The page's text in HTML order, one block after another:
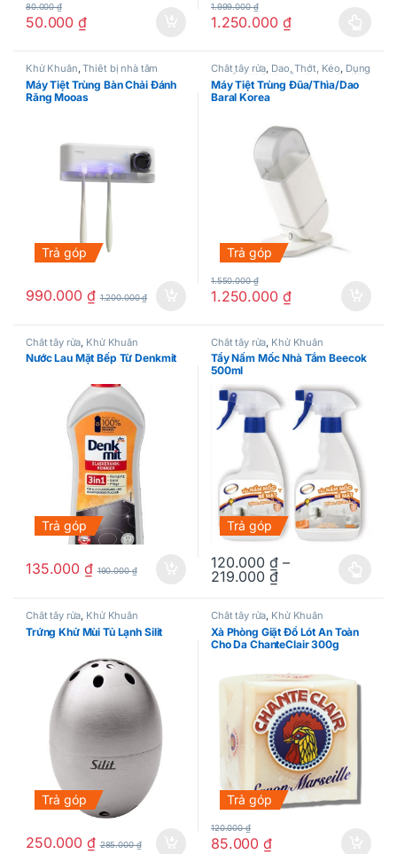
50.000₫
80.000₫
1.250.000 ₫
1.999.000₫
Sản phẩm này có nhiều biến
Khử Khuẩn,Thiết bị nhà tắm
Máy Tiệt Trùng Bàn Chải Đánh
Răng Mooas
Trả góp
990.000 ₫ 1.200.000₫
Chất tẩy rửa, Dao, Thớt, Kéo, Dụng
cụ bếp,Khử Khuẩn, Thìa, Nĩa, Dĩa,
Thực phẩm khác
Máy Tiệt Trùng Đũa/Thìa/Dao
Baral Korea
Trả góp
1.250.000 ₫
1.550.000₫
Chất tẩy rửa, Khử Khuẩn
Nước Lau Mặt Bếp Từ Denkmit
Trả góp
135.000 ₫ 190.000₫
Chất tẩy rửa, Khử Khuẩn
Tẩy Nấm Mốc Nhà Tắm Beecok
500ml
Trả góp
120.000 ₫–
219.000 ₫
Sản phẩm này có nhiều biến
Chất tẩy rửa, Khử Khuẩn
Trứng Khử Mùi Tủ Lạnh Silit
Trả góp
250.000 ₫ 285.000₫
Chất tẩy rửa, Khử Khuẩn
Xà Phòng Giặt Đồ Lót An Toàn
Cho Da ChanteClair 300g
Trả góp
85.000₫
120.000₫